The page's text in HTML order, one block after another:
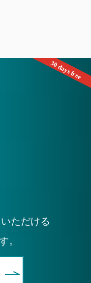
ただける
。